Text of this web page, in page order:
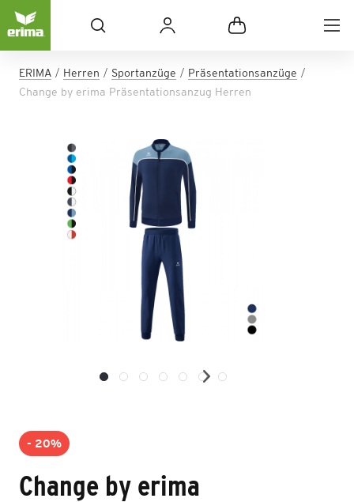
ERIMA Herren Sportanzüge
Präsentationsanzüge
Change by erima Präsentationsanzug Herren
- 20%
Change by erima